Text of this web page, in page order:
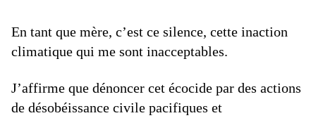
En tant que mère, c’est ce silence, cette inaction
climatique qui me sont inacceptables.
J’affirme que dénoncer cet écocide par des actions
de désobéissance civile pacifiques et